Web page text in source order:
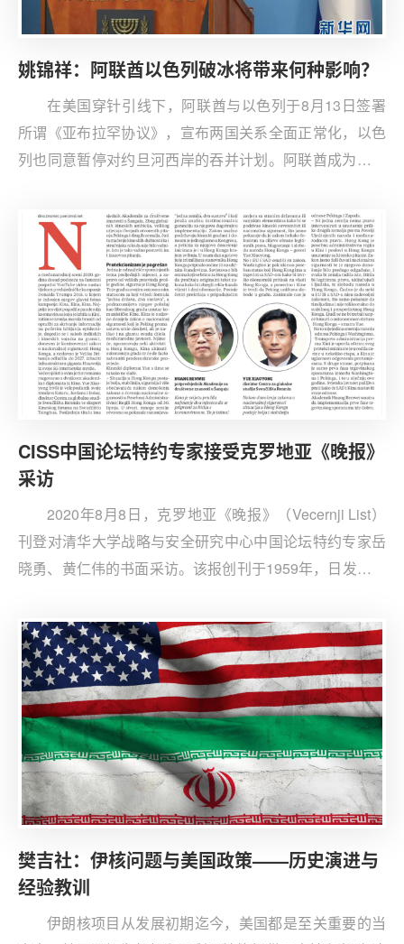
及涉外法治面临的一项紧迫任务。
姚锦祥：阿联酋以色列破冰将带来何种影响？
在美国穿针引线下，阿联酋与以色列于8月13日签署
所谓《亚布拉罕协议》，宣布两国关系全面正常化，以色
列也同意暂停对约旦河西岸的吞并计划。阿联酋成为继埃
湾国家中的第一个，给中东与国际安全形势带来深远影
CISS中国论坛特约专家接受克罗地亚《晚报》
采访
2020年8月8日，克罗地亚《晚报》（Vecernji List）
刊登对清华大学战略与安全研究中心中国论坛特约专家岳
晓勇、黄仁伟的书面采访。该报创刊于1959年，日发行量
当地最具影响力的报刊之一。克罗地亚于2020年1月至6月
担任欧盟轮值主席国，这是克罗地亚自2013年加入欧盟后
首次担任轮值主席。《晚报》采访全文（翻译）如下：
樊吉社：伊核问题与美国政策——历史演进与
经验教训
伊朗核项目从发展初期迄今，美国都是至关重要的当